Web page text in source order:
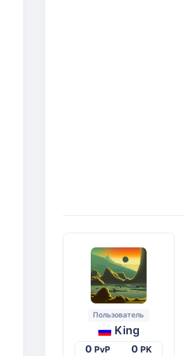
Пользователь
King
0PvP 0PK